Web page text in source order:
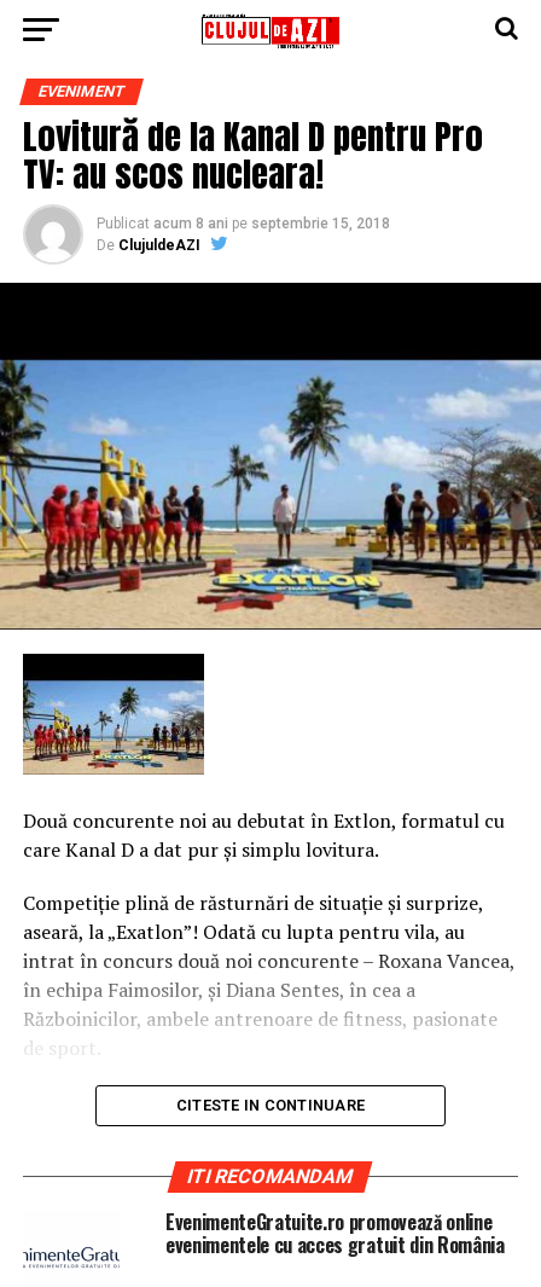
EVENIMENT
Lovitură de la Kanal D pentru Pro
TV: au scos nucleara!
Publicat acum 8 ani pe septembrie 15, 2018
De ClujuldeAZI
Două concurente noi au debutat în Extlon, formatul cu
care Kanal D a dat pur şi simplu lovitura.
Competiţie plină de răsturnări de situaţie şi surprize,
aseară, la „Exatlon”! Odată cu lupta pentru vila, au
intrat în concurs două noi concurente – Roxana Vancea,
în echipa Faimosilor, şi Diana Sentes, în cea a
Războinicilor, ambele antrenoare de fitness, pasionate
de sport.
o urmărească pe micul ecran, în cadrul unui show
matinal, această făcându-se remarcată prin modul
tranşant în care îşi spune părerea. Ambele fete s-au
descurcat foarte bine pentru prima confruntare cu
CITESTE IN CONTINUARE
ITI RECOMANDAM
EvenimenteGratuite.ro promovează online
evenimentele cu acces gratuit din România